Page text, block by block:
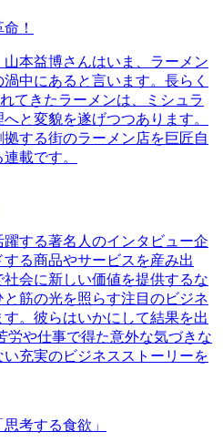
！
本益博さんはいま、ラーメン
中にあると言います。長らく
てきたラーメンは、ミシュラ
と変貌を遂げつつあります。
する街のラーメン店を巨匠自
載です。
する著名人のインタビュー企
る商品やサービスを産み出
会に新しい価値を提供するな
筋の光を照らす注目のビジネ
。彼らはいかにして結果を出
労や仕事で得た意外な気づきな
充実のビジネスストーリーを
考する食欲」